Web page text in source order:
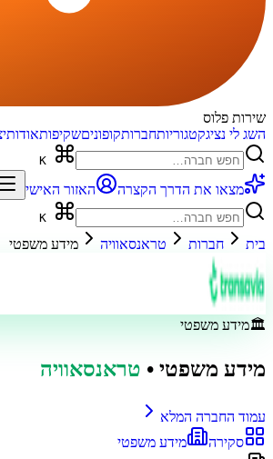
שירות פלוס
השג לי נציגקטגוריותחברותקופוניםשקיפותאודות
מצאו את הדרך הקצרה האזור האישי
בית חברות טראנסאוויה מידע משפטי
🏛️מידע משפטי
מידע משפטי • טראנסאוויה
עמוד החברה המלא
סקירה
מידע משפטי